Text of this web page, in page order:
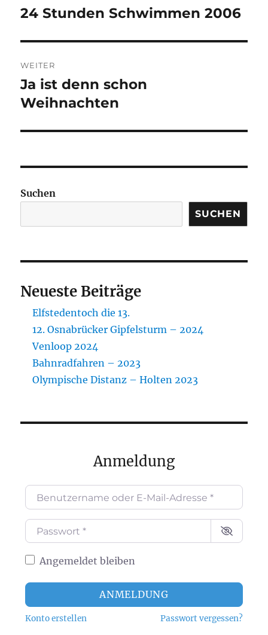
Vorheriger
24 Stunden Schwimmen 2006
WEITER
Nächster
Beitrag:
Ja ist denn schon
Weihnachten
Suchen
SUCHEN
Neueste Beiträge
Elfstedentoch die 13.
12. Osnabrücker Gipfelsturm – 2024
Venloop 2024
Bahnradfahren – 2023
Olympische Distanz – Holten 2023
Anmeldung
Benutzername oder E-Mail-Adresse*
Passwort*
Angemeldet bleiben
ANMELDUNG
Konto erstellen Passwort vergessen?